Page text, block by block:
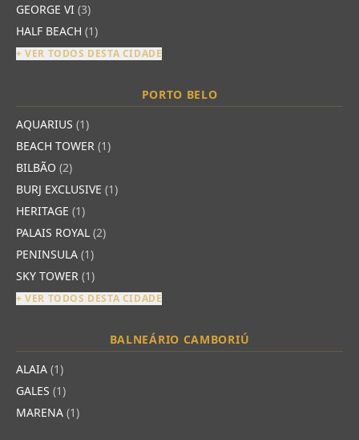
GEORGE VI (3)
HALF BEACH (1)
+ VER TODOS DESTA CIDADE
PORTO BELO
AQUARIUS (1)
BEACH TOWER (1)
BILBÃO (2)
BURJ EXCLUSIVE (1)
HERITAGE (1)
PALAIS ROYAL (2)
PENINSULA (1)
SKY TOWER (1)
+ VER TODOS DESTA CIDADE
BALNEÁRIO CAMBORIÚ
ALAIA (1)
GALES (1)
MARENA (1)